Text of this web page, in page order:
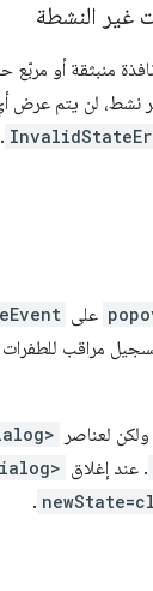
غير النشطة
منبثقة أو
نشط، لن يتم عرض
.
على
مراقب للطفرات
ولكن لعناصر
. عند إغلاق
.